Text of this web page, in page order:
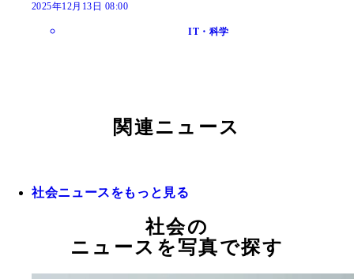
2025年12月13日 08:00
IT・科学
関連ニュース
社会ニュースをもっと見る
社会の
ニュースを写真で探す